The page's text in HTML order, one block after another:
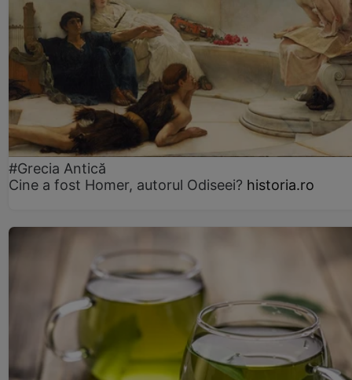
#Grecia Antică
Cine a fost Homer, autorul Odiseei? historia.ro